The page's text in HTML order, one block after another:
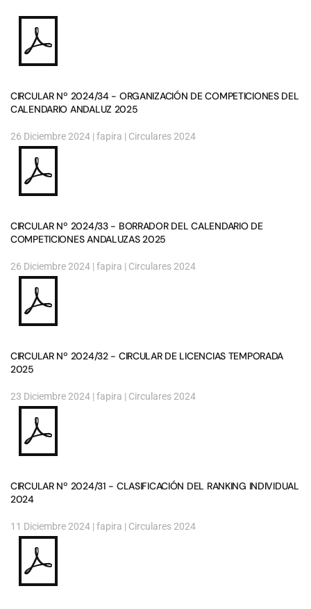
CIRCULAR Nº 2024/34 - ORGANIZACIÓN DE COMPETICIONES DEL
CALENDARIO ANDALUZ 2025
26 Diciembre 2024 | fapira | Circulares 2024
CIRCULAR Nº 2024/33 - BORRADOR DEL CALENDARIO DE
COMPETICIONES ANDALUZAS 2025
26 Diciembre 2024 | fapira | Circulares 2024
CIRCULAR Nº 2024/32 - CIRCULAR DE LICENCIAS TEMPORADA
2025
23 Diciembre 2024 | fapira | Circulares 2024
CIRCULAR Nº 2024/31 - CLASIFICACIÓN DEL RANKING INDIVIDUAL
2024
11 Diciembre 2024 | fapira | Circulares 2024